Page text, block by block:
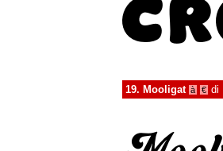
19. Mooligat à € di